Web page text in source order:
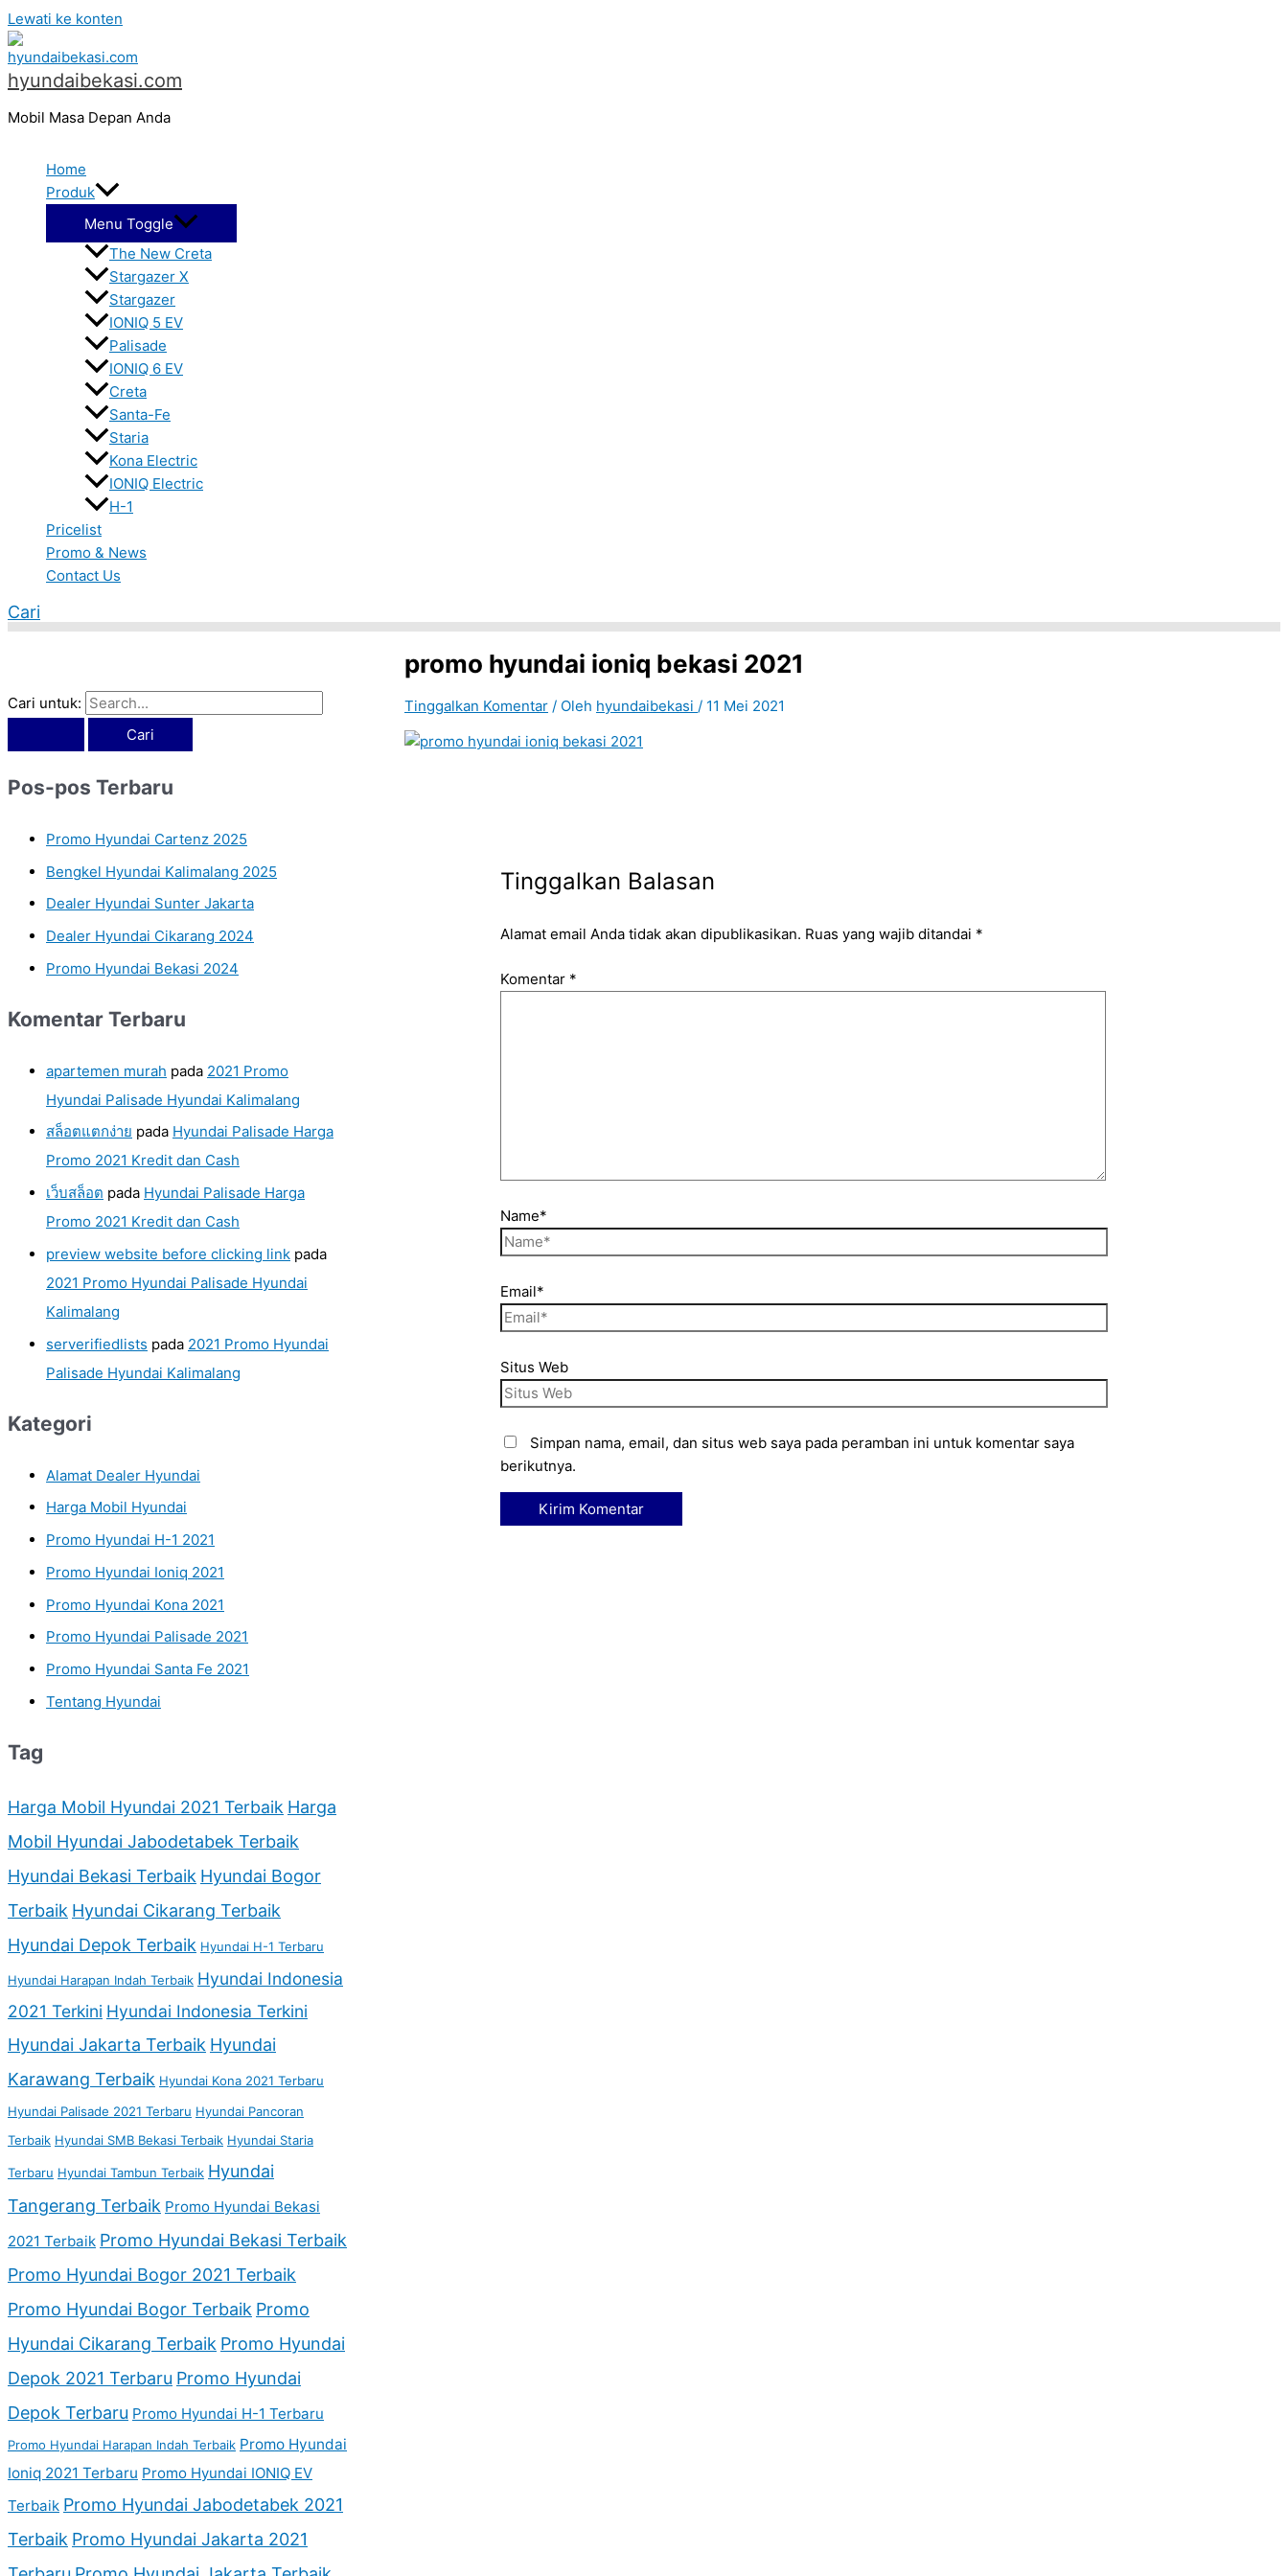
Lewati ke konten
hyundaibekasi.com
Mobil Masa Depan Anda
Home
Produk
Menu Toggle
The New Creta
Stargazer X
Stargazer
IONIQ 5 EV
Palisade
IONIQ 6 EV
Creta
Santa-Fe
Staria
Kona Electric
IONIQ Electric
H-1
Pricelist
Promo & News
Contact Us
Cari
Cari untuk:
Pos-pos Terbaru
Promo Hyundai Cartenz 2025
Bengkel Hyundai Kalimalang 2025
Dealer Hyundai Sunter Jakarta
Dealer Hyundai Cikarang 2024
Promo Hyundai Bekasi 2024
Komentar Terbaru
apartemen murah pada 2021 Promo
Hyundai Palisade Hyundai Kalimalang
สล็อตแตกง่าย pada Hyundai Palisade Harga
Promo 2021 Kredit dan Cash
เว็บสล็อต pada Hyundai Palisade Harga
Promo 2021 Kredit dan Cash
preview website before clicking link pada
2021 Promo Hyundai Palisade Hyundai
Kalimalang
serverifiedlists pada 2021 Promo Hyundai
Palisade Hyundai Kalimalang
Kategori
Alamat Dealer Hyundai
Harga Mobil Hyundai
Promo Hyundai H-1 2021
Promo Hyundai Ioniq 2021
Promo Hyundai Kona 2021
Promo Hyundai Palisade 2021
Promo Hyundai Santa Fe 2021
Tentang Hyundai
Tag
Harga Mobil Hyundai 2021 Terbaik Harga
Mobil Hyundai Jabodetabek Terbaik
Hyundai Bekasi Terbaik Hyundai Bogor
Terbaik Hyundai Cikarang Terbaik
Hyundai Depok Terbaik Hyundai H-1 Terbaru
Hyundai Harapan Indah Terbaik Hyundai Indonesia
2021 Terkini Hyundai Indonesia Terkini
Hyundai Jakarta Terbaik Hyundai
Karawang Terbaik Hyundai Kona 2021 Terbaru
Hyundai Palisade 2021 Terbaru Hyundai Pancoran
Terbaik Hyundai SMB Bekasi Terbaik Hyundai Staria
Terbaru Hyundai Tambun Terbaik Hyundai
Tangerang Terbaik Promo Hyundai Bekasi
2021 Terbaik Promo Hyundai Bekasi Terbaik
Promo Hyundai Bogor 2021 Terbaik
Promo Hyundai Bogor Terbaik Promo
Hyundai Cikarang Terbaik Promo Hyundai
Depok 2021 Terbaru Promo Hyundai
Depok Terbaru Promo Hyundai H-1 Terbaru
Promo Hyundai Harapan Indah Terbaik Promo Hyundai
Ioniq 2021 Terbaru Promo Hyundai IONIQ EV
Terbaik Promo Hyundai Jabodetabek 2021
Terbaik Promo Hyundai Jakarta 2021
promo hyundai ioniq bekasi 2021
Tinggalkan Komentar / Oleh hyundaibekasi / 11 Mei 2021
Tinggalkan Balasan
Alamat email Anda tidak akan dipublikasikan. Ruas yang wajib ditandai *
Komentar *
Name*
Email*
Situs Web
Simpan nama, email, dan situs web saya pada peramban ini untuk komentar saya
berikutnya.